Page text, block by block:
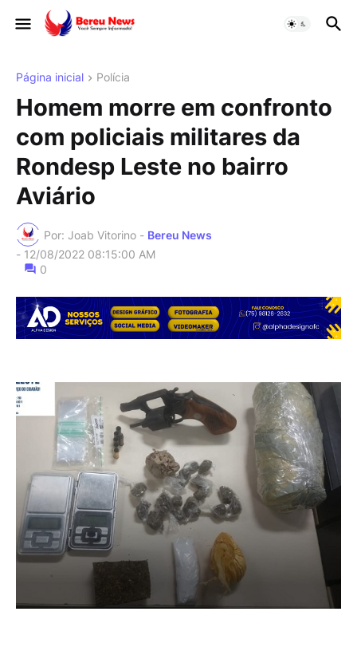
Página inicial Polícia
Homem morre em confronto
com policiais militares da
Rondesp Leste no bairro
Aviário
Por: Joab Vitorino - Bereu News
- 12/08/2022 08:15:00 AM
0